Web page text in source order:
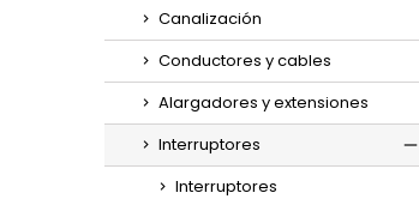
Canalización
Conductores y cables
Alargadores y extensiones
Interruptores
Interruptores